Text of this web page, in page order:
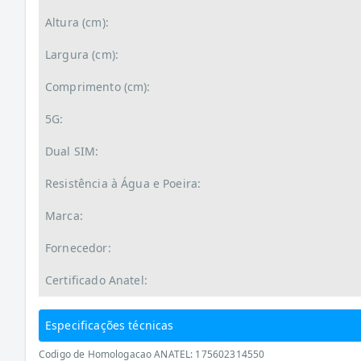
Altura (cm):
Largura (cm):
Comprimento (cm):
5G:
Dual SIM:
Resistência à Água e Poeira:
Marca:
Fornecedor:
Certificado Anatel:
Especificações técnicas
Codigo de Homologacao ANATEL: 175602314550